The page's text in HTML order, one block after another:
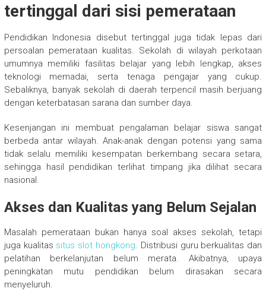
tertinggal dari sisi pemerataan
Pendidikan Indonesia disebut tertinggal juga tidak lepas dari
persoalan pemerataan kualitas. Sekolah di wilayah perkotaan
umumnya memiliki fasilitas belajar yang lebih lengkap, akses
teknologi memadai, serta tenaga pengajar yang cukup.
Sebaliknya, banyak sekolah di daerah terpencil masih berjuang
dengan keterbatasan sarana dan sumber daya.
Kesenjangan ini membuat pengalaman belajar siswa sangat
berbeda antar wilayah. Anak-anak dengan potensi yang sama
tidak selalu memiliki kesempatan berkembang secara setara,
sehingga hasil pendidikan terlihat timpang jika dilihat secara
nasional.
Akses dan Kualitas yang Belum Sejalan
Masalah pemerataan bukan hanya soal akses sekolah, tetapi
juga kualitas situs slot hongkong. Distribusi guru berkualitas dan
pelatihan berkelanjutan belum merata. Akibatnya, upaya
peningkatan mutu pendidikan belum dirasakan secara
menyeluruh.